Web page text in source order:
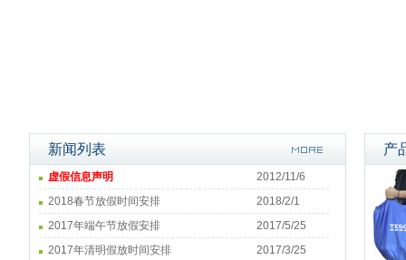
新闻列表
虚假信息声明
2012/11/6
2018春节放假时间安排
2018/2/1
2017年端午节放假安排
2017/5/25
2017年清明假放时间安排
2017/3/25
产